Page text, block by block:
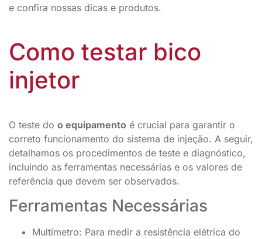
e confira nossas dicas e produtos.
Como testar bico
injetor
O teste do o equipamento é crucial para garantir o
correto funcionamento do sistema de injeção. A seguir,
detalhamos os procedimentos de teste e diagnóstico,
incluindo as ferramentas necessárias e os valores de
referência que devem ser observados.
Ferramentas Necessárias
Multímetro: Para medir a resistência elétrica do